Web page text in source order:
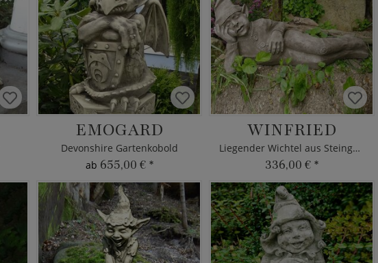
EMOGARD
Devonshire Gartenkobold
ab 655,00 € *
WINFRIED
Liegender Wichtel aus Steinguss
336,00 € *